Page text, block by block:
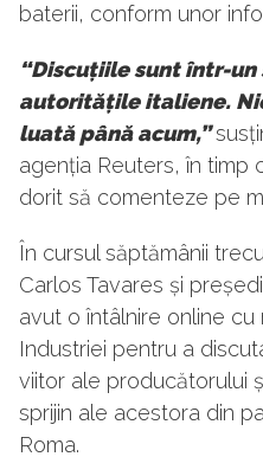
baterii, conform unor
“Discuțiile sunt într-un
autoritățile italiene.
luată până acum,”
agenția Reuters, în timp
dorit să comenteze pe
În cursul săptămânii
Carlos Tavares și
avut o întâlnire online cu
Industriei pentru a
viitor ale producătorului
sprijin ale acestora din
Roma.